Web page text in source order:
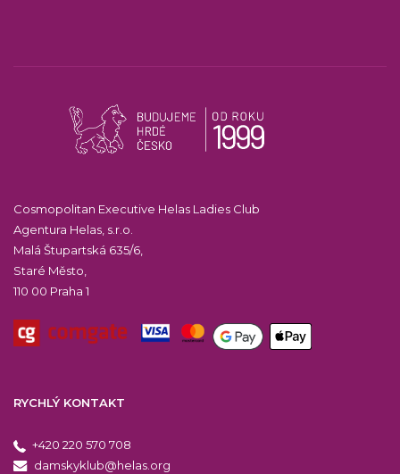
Cosmopolitan Executive Helas Ladies Club
Agentura Helas, s.r.o.
Malá Štupartská 635/6,
Staré Město,
110 00 Praha 1
RYCHLÝ KONTAKT
+420 220 570 708
damskyklub@helas.org